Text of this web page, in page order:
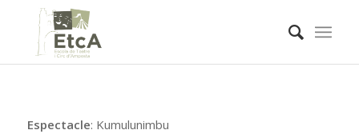
Espectacle: Kumulunimbu